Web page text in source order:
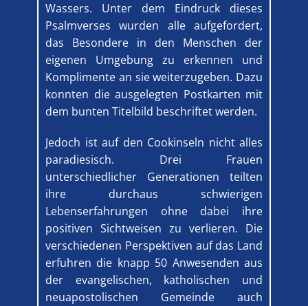
Wassers. Unter dem Eindruck dieses
Psalmverses wurden alle aufgefordert,
das Besondere in den Menschen der
eigenen Umgebung zu erkennen und
Komplimente an sie weiterzugeben. Dazu
konnten die ausgelegten Postkarten mit
dem bunten Titelbild beschriftet werden.
Jedoch ist auf den Cookinseln nicht alles
paradiesisch. Drei Frauen
unterschiedlicher Generationen teilten
ihre durchaus schwierigen
Lebenserfahrungen ohne dabei ihre
positiven Sichtweisen zu verlieren. Die
verschiedenen Perspektiven auf das Land
erfuhren die knapp 50 Anwesenden aus
der evangelischen, katholischen und
neuapostolischen Gemeinde auch